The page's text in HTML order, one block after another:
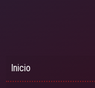
Inicio